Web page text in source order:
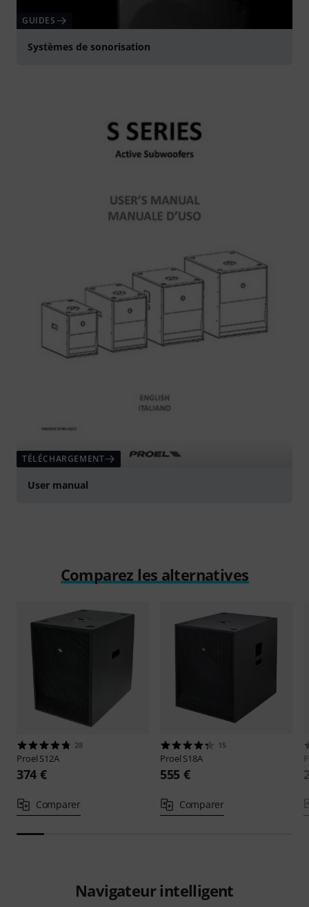
GUIDES
Systèmes de sonorisation
TÉLÉCHARGEMENT
User manual
Comparez les alternatives
28
Proel S12A
374 €
Comparer
15
Proel S18A
555 €
Comparer
Navigateur intelligent